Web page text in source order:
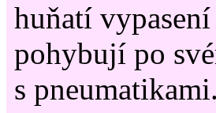
huňatí
pohybují po
s pneumatikami.